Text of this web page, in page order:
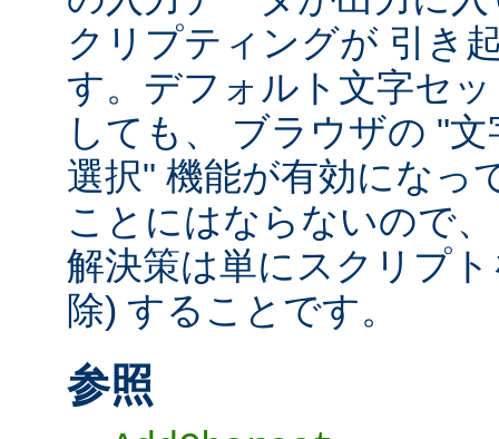
クリプティングが 引き
す。デフォルト文字セ
しても、 ブラウザの "
選択" 機能が有効になっ
ことにはならないので
解決策は単にスクリプ
除) することです。
参照